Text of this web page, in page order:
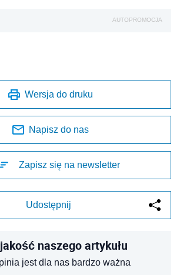
AUTOPROMOCJA
Wersja do druku
Napisz do nas
Zapisz się na newsletter
Udostępnij
naszego artykułu
jest dla nas bardzo ważna